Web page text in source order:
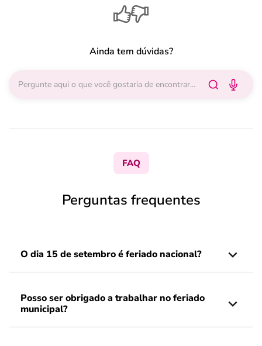
Ainda tem dúvidas?
FAQ
Perguntas frequentes
O dia 15 de setembro é feriado nacional?
Posso ser obrigado a trabalhar no feriado
municipal?